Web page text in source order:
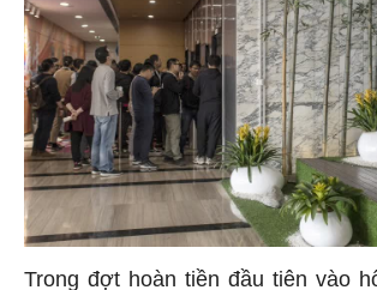
Trong đợt hoàn tiền đầu tiên vào